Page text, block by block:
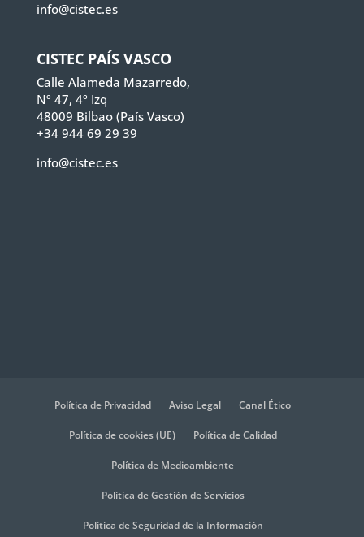
info@cistec.es
CISTEC PAÍS VASCO
Calle Alameda Mazarredo,
Nº 47, 4º Izq
48009 Bilbao (País Vasco)
+34 944 69 29 39
info@cistec.es
Política de Privacidad Aviso Legal Canal Ético
Política de cookies (UE) Política de Calidad
Política de Medioambiente
Política de Gestión de Servicios
Política de Seguridad de la Información